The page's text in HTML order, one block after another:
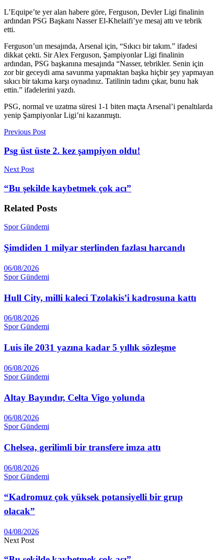
L’Equipe’te yer alan habere göre, Ferguson, Devler Ligi finalinin
ardından PSG Başkanı Nasser El-Khelaifi’ye mesaj attı ve tebrik
etti.
Ferguson’un mesajında, Arsenal için, “Sıkıcı bir takım.” ifadesi
dikkat çekti. Sir Alex Ferguson, Şampiyonlar Ligi finalinin
ardından, PSG başkanına mesajında “Nasser, tebrikler. Senin için
zor bir geceydi ama savunma yapmaktan başka hiçbir şey yapmayan
sıkıcı bir takıma karşı oynadınız. Tatilinin tadını çıkar, bunu hak
ettin.” ifadelerini yazdı.
PSG, normal ve uzatma süresi 1-1 biten maçta Arsenal’i penaltılarda
yenip Şampiyonlar Ligi’ni kazanmıştı.
Previous Post
Psg üst üste 2. kez şampiyon oldu!
Next Post
“Bu şekilde kaybetmek çok acı”
Related Posts
Spor Gündemi
Şimdiden 1 milyar sterlinden fazlası harcandı
06/08/2026
Spor Gündemi
Hull City, milli kaleci Tzolakis’i kadrosuna kattı
06/08/2026
Spor Gündemi
Luis ile 2031 yazına kadar 5 yıllık sözleşme
06/08/2026
Spor Gündemi
Altay Ba­yındır, Celta Vigo yolunda
06/08/2026
Spor Gündemi
Chelsea, gerilimli bir transfere imza attı
06/08/2026
Spor Gündemi
“Kadromuz çok yüksek potansiyelli bir grup
olacak”
04/08/2026
Next Post